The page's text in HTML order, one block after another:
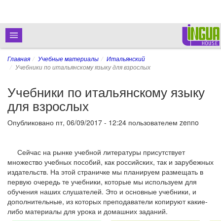
Главная Учебные материалы
Итальянский
Учебники по итальянскому языку для взрослых
Учебники по итальянскому языку
для взрослых
Опубликовано пт, 06/09/2017 - 12:24 пользователем zenno
Сейчас на рынке учебной литературы присутствует
множество учебных пособий, как российских, так и зарубежных
издательств. На этой страничке мы планируем размещать в
первую очередь те учебники, которые мы используем для
обучения наших слушателей. Это и основные учебники, и
дополнительные, из которых преподаватели копируют какие-
либо материалы для урока и домашних заданий.